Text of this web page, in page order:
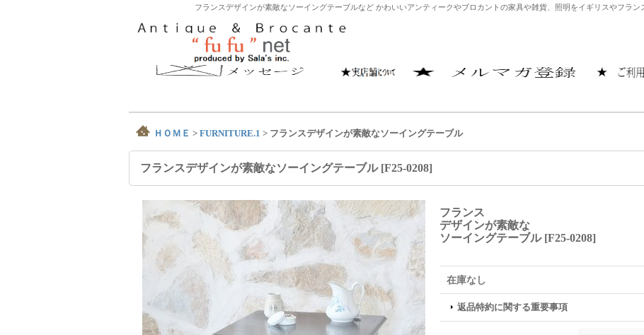
フランスデザインが素敵なソーイングテーブルなど かわいいアンティークやブロカントの家具や雑貨、照明をイギリスやフラ
ＨＯＭＥ > FURNITURE.1 > フランスデザインが素敵なソーイングテーブル
フランスデザインが素敵なソーイングテーブル [F25-0208]
フランス
デザインが素敵な
ソーイングテーブル [F25-0208]
在庫なし
返品特約に関する重要事項